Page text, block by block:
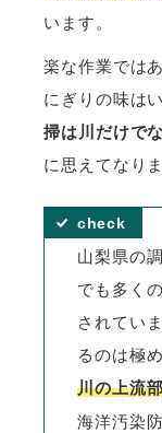
います。
楽な作業では
にぎりの味は
掃は川だけで
に思えてなり
山梨県の
でも多くの
されてい
るのは極
川の上流
海洋汚染